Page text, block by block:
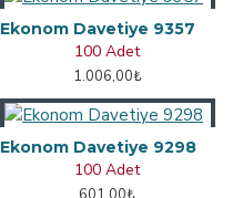
Ekonom Davetiye 9357
100 Adet
1.006,00₺
Ekonom Davetiye 9298
100 Adet